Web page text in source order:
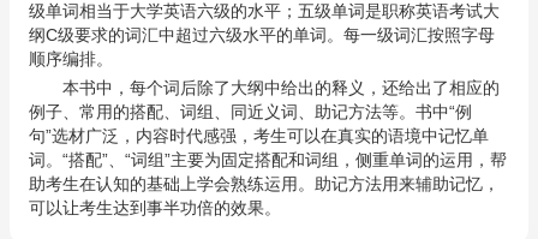
级单词相当于大学英语六级的水平；五级单词是职称英语考试大
纲C级要求的词汇中超过六级水平的单词。每一级词汇按照字母
顺序编排。
本书中，每个词后除了大纲中给出的释义，还给出了相应的
例子、常用的搭配、词组、同近义词、助记方法等。书中“例
句”选材广泛，内容时代感强，考生可以在真实的语境中记忆单
词。“搭配”、“词组”主要为固定搭配和词组，侧重单词的运用，帮
助考生在认知的基础上学会熟练运用。助记方法用来辅助记忆，
可以让考生达到事半功倍的效果。